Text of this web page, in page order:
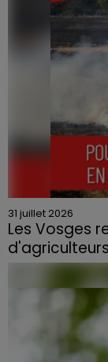
31 juillet 2026
Les Vosges
Face à la
la Chambre
aux